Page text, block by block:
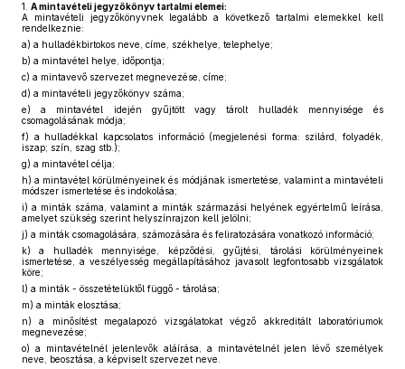
1. A mintavételi jegyzőkönyv tartalmi elemei:
A mintavételi jegyzőkönyvnek legalább a következő tartalmi elemekkel kell
rendelkeznie:
a) a hulladékbirtokos neve, címe, székhelye, telephelye;
b) a mintavétel helye, időpontja;
c) a mintavevő szervezet megnevezése, címe;
d) a mintavételi jegyzőkönyv száma;
e) a mintavétel idején gyűjtött vagy tárolt hulladék mennyisége és
csomagolásának módja;
f) a hulladékkal kapcsolatos információ (megjelenési forma: szilárd, folyadék,
iszap; szín, szag stb.);
g) a mintavétel célja;
h) a mintavétel körülményeinek és módjának ismertetése, valamint a mintavételi
módszer ismertetése és indokolása;
i) a minták száma, valamint a minták származási helyének egyértelmű leírása,
amelyet szükség szerint helyszínrajzon kell jelölni;
j) a minták csomagolására, számozására és feliratozására vonatkozó információ;
k) a hulladék mennyisége, képződési, gyűjtési, tárolási körülményeinek
ismertetése, a veszélyesség megállapításához javasolt legfontosabb vizsgálatok
köre;
l) a minták - összetételüktől függő - tárolása;
m) a minták elosztása;
n) a minősítést megalapozó vizsgálatokat végző akkreditált laboratóriumok
megnevezése;
o) a mintavételnél jelenlevők aláírása, a mintavételnél jelen lévő személyek
neve, beosztása, a képviselt szervezet neve.